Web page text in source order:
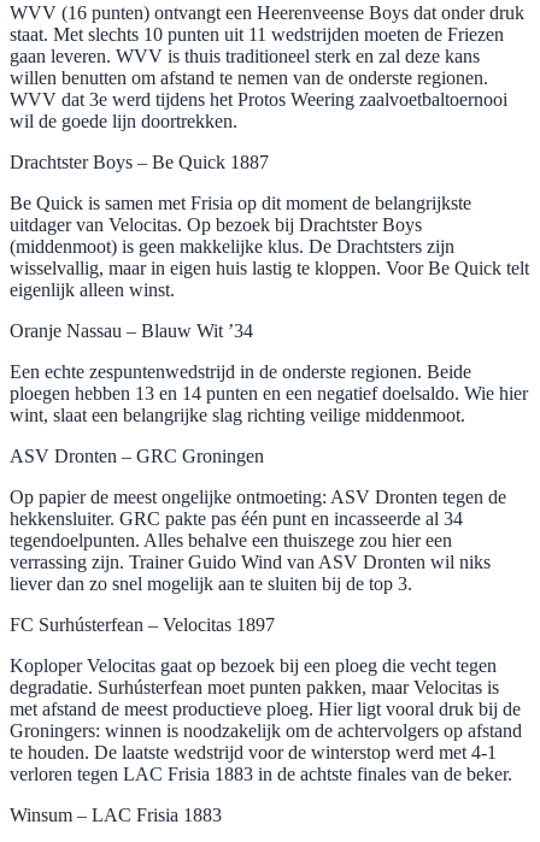
WVV (16 punten) ontvangt een Heerenveense Boys dat onder druk
staat. Met slechts 10 punten uit 11 wedstrijden moeten de Friezen
gaan leveren. WVV is thuis traditioneel sterk en zal deze kans
willen benutten om afstand te nemen van de onderste regionen.
WVV dat 3e werd tijdens het Protos Weering zaalvoetbaltoernooi
wil de goede lijn doortrekken.
Drachtster Boys – Be Quick 1887
Be Quick is samen met Frisia op dit moment de belangrijkste
uitdager van Velocitas. Op bezoek bij Drachtster Boys
(middenmoot) is geen makkelijke klus. De Drachtsters zijn
wisselvallig, maar in eigen huis lastig te kloppen. Voor Be Quick telt
eigenlijk alleen winst.
Oranje Nassau – Blauw Wit ’34
Een echte zespuntenwedstrijd in de onderste regionen. Beide
ploegen hebben 13 en 14 punten en een negatief doelsaldo. Wie hier
wint, slaat een belangrijke slag richting veilige middenmoot.
ASV Dronten – GRC Groningen
Op papier de meest ongelijke ontmoeting: ASV Dronten tegen de
hekkensluiter. GRC pakte pas één punt en incasseerde al 34
tegendoelpunten. Alles behalve een thuiszege zou hier een
verrassing zijn. Trainer Guido Wind van ASV Dronten wil niks
liever dan zo snel mogelijk aan te sluiten bij de top 3.
FC Surhústerfean – Velocitas 1897
Koploper Velocitas gaat op bezoek bij een ploeg die vecht tegen
degradatie. Surhústerfean moet punten pakken, maar Velocitas is
met afstand de meest productieve ploeg. Hier ligt vooral druk bij de
Groningers: winnen is noodzakelijk om de achtervolgers op afstand
te houden. De laatste wedstrijd voor de winterstop werd met 4-1
verloren tegen LAC Frisia 1883 in de achtste finales van de beker.
Winsum – LAC Frisia 1883